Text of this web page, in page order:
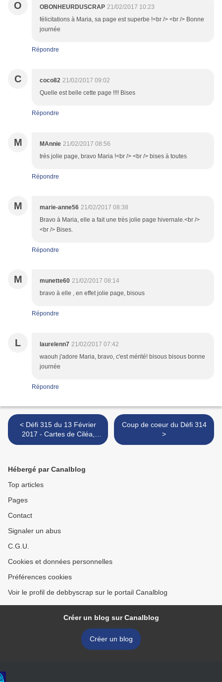
O OBONHEURDUSCRAP 21/02/2017 10:23
félicitations à Maria, sa page est superbe !<br /> <br /> Bonne
journée
Répondre
C coco82 21/02/2017 09:02
Quelle est belle cette page !!!! Bises
Répondre
M MAnnie 21/02/2017 08:56
très jolie page, bravo Maria !<br /> <br /> bises à toutes
Répondre
M marie-anne56 21/02/2017 08:38
Bravo à Maria, elle a fait une très jolie page hivernale.<br />
<br /> Bises.
Répondre
M munette60 21/02/2017 08:14
bravo à elle , en effet jolie page, bisous
Répondre
L laurelenn7 21/02/2017 07:42
waouh j'adore Maria, bravo, c'est mérité! bisous bisous bonne
journée
Répondre
< Défi 315 du 13 Février
2017 - Cartes de Ciléa,
Scrapacrolles et Gwen
Coup de coeur du Défi 314
>
Hébergé par Canalblog
Top articles
Pages
Contact
Signaler un abus
C.G.U.
Cookies et données personnelles
Préférences cookies
Voir le profil de debbyscrap sur le portail Canalblog
Créer un blog sur Canalblog
Créer un blog